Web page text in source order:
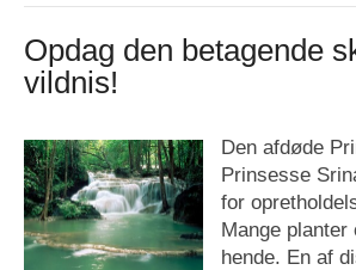
Opdag den betagende
vildnis!
Den afdøde
Prinsesse
for
Mange
hende. En af